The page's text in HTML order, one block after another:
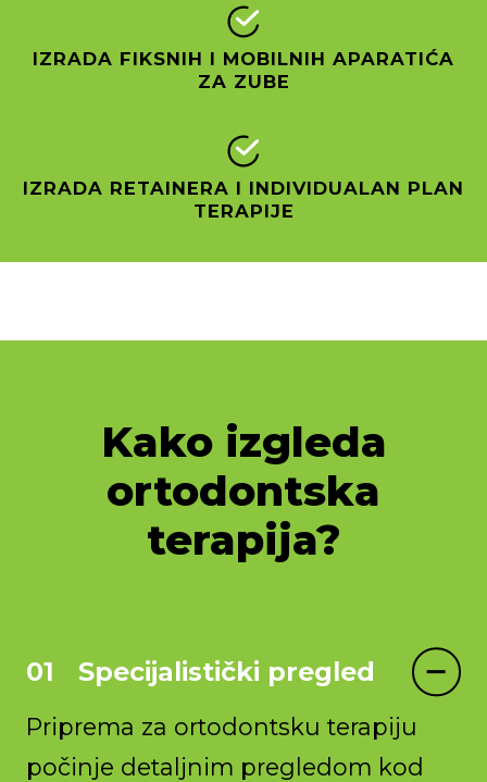
IZRADA FIKSNIH I MOBILNIH APARATIĆA
ZA ZUBE
IZRADA RETAINERA I INDIVIDUALAN PLAN
TERAPIJE
Kako izgleda
ortodontska
terapija?
Specijalistički pregled
Priprema za ortodontsku terapiju
počinje detaljnim pregledom kod